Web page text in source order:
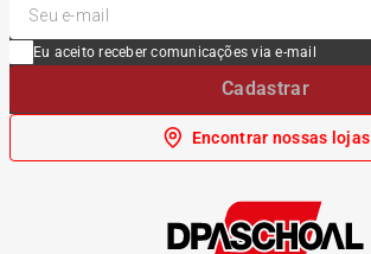
Eu aceito receber comunicações via e-mail
Cadastrar
Encontrar nossas lojas